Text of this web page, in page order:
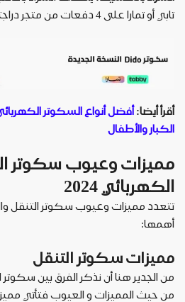
تابي أو تمارا على 4 دفعات من متجر دراجتي بالرياض.
أقرأ أيضا: أفضل أنواع السكوتر
الكبار والأطفال
مميزات وعيوب سكوتر
الكهربائي 2024
تتعدد مميزات وعيوب سكوتر التنقل
أهمها:
مميزات سكوتر التنقل
من الجدير هنا أن نذكر الفرق بين
من حيث المميزات و العيوب فتأتي